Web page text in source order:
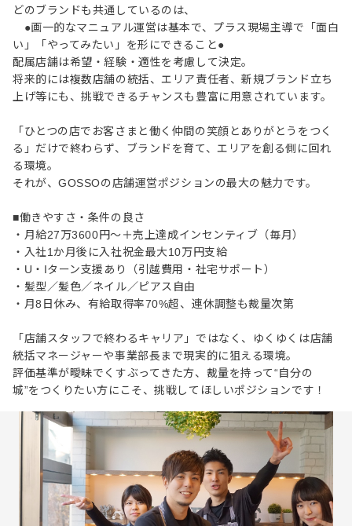
どのブランドも共通しているのは、
●画一的なマニュアル運営は基本で、プラス現場主導で「面白
い」「やってみたい」を形にできること●
配属店舗は希望・経験・適性を考慮して決定。
将来的には複数店舗の統括、エリア責任者、新規ブランド立ち
上げ等にも、挑戦できるチャンスも豊富に用意されています。
「ひとつの店でお客さまと働く仲間の笑顔とありがとうをつく
る」だけで終わらず、ブランドを育て、エリアを創る側に回れ
る環境。
それが、GOSSOの店舗運営ポジションの最大の魅力です。
■働きやすさ・条件の良さ
・月給27万3600円～＋売上達成インセンティブ（毎月）
・入社1か月後に入社祝金最大10万円支給
・U・Iターン支援あり（引越費用・社宅サポート）
・髪型／髪色／ネイル／ピアス自由
・月8日休み、有給取得率70%超、連休調整も裁量次第
「店舗スタッフで終わるキャリア」ではなく、ゆくゆくは店舗
統括マネージャーや事業部長まで現実的に狙える環境。
評価基準が曖昧でくすぶってきた方、裁量を持って“自分の
城”をつくりたい方にこそ、挑戦してほしいポジションです！